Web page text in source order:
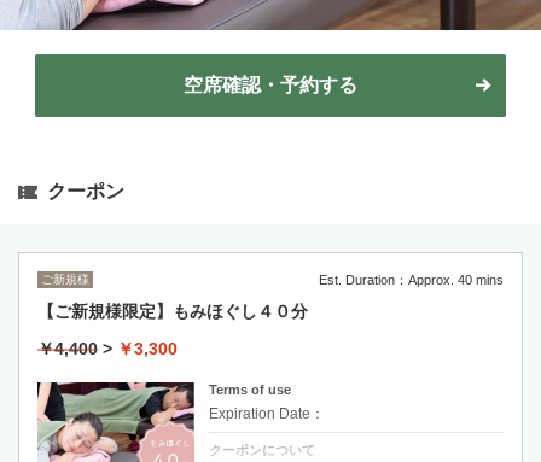
空席確認・予約する
クーポン
ご新規様 Est. Duration：Approx. 40 mins
【ご新規様限定】もみほぐし４０分
￥4,400 > ￥3,300
Terms of use
Expiration Date：
クーポンについて